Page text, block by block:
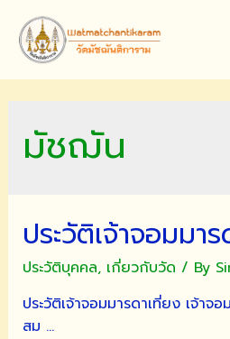
content
มัชฌัน
ประวัติเจ้าจอมมา
ประวัติบุคคล, เกี่ยวกับวัด / By
ประวัติเจ้าจอมมารดาเที่ยง เจ้าจ
สม …